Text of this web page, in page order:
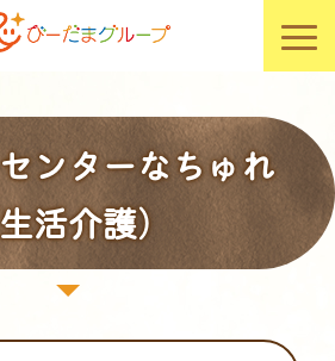
ンターなちゅれ
活介護）